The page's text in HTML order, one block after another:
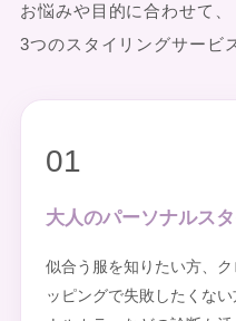
お悩みや目的に合わせて、
3つのスタイリングサービ
01
大人のパーソナルス
似合う服を知りたい方、
ッピングで失敗したくな